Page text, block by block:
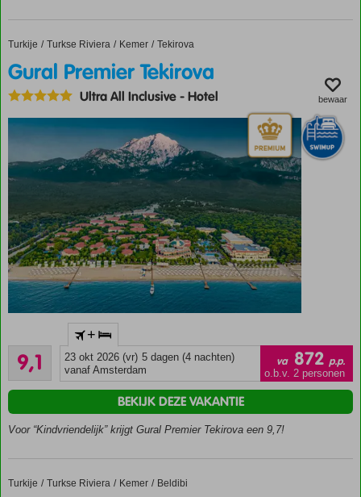
glijbanen
Entertainment
oud
Home
Turkije Turkse Riviera Kemer Tekirova
Gural Premier Tekirova
Gural Premier Tekirova
Ultra All Inclusive-Hotel bewaar
Direct aan
privéstrand
Meerdere
tennisbanen
spa
kamers
O.b.v.
9,1
Uitstekend
10
beoordelingen
+
23 okt 2026 (vr) 5 dagen (4 nachten)
vanaf Amsterdam
va 872 p.p.
o.b.v. 2 personen
Voor “Kindvriendelijk” krijgt Gural Premier Tekirova een 9,7!
BEKIJK DEZE VAKANTIE
Home
Turkije Turkse Riviera Kemer Beldibi
Fly & Go Corendon Playa Kemer (ex Grand Park Kemer)